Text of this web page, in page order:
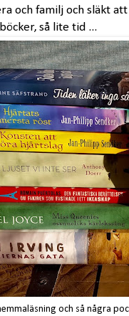
och familj och släkt
så lite tid ...
och så några